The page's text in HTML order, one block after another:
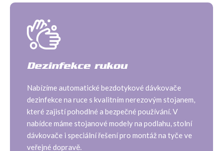
Dezinfekce rukou
Nabízíme automatické bezdotykové dávkovače
dezinfekce na ruce s kvalitním nerezovým stojanem,
které zajistí pohodlné a bezpečné používání. V
nabídce máme stojanové modely na podlahu, stolní
dávkovače i speciální řešení pro montáž na tyče ve
veřejné dopravě.